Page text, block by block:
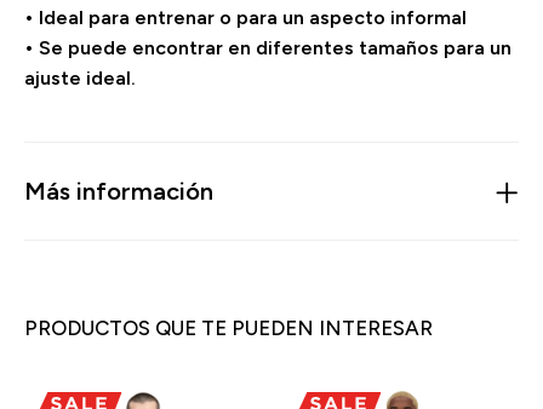
• Ideal para entrenar o para un aspecto informal
• Se puede encontrar en diferentes tamaños para un
ajuste ideal.
Más información
PRODUCTOS QUE TE PUEDEN INTERESAR